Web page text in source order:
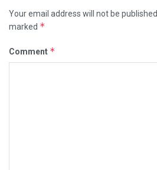
Your email address will not be published.
marked *
Comment *